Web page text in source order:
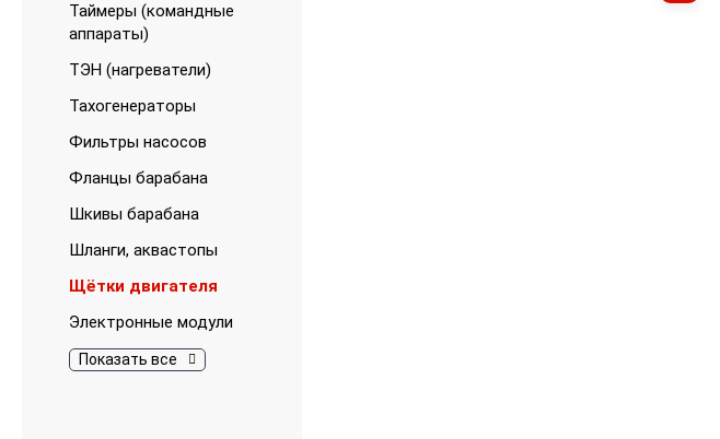
Таймеры (командные
аппараты)
ТЭН (нагреватели)
Тахогенераторы
Фильтры насосов
Фланцы барабана
Шкивы барабана
Шланги, аквастопы
Щётки двигателя
Электронные модули
Показать все